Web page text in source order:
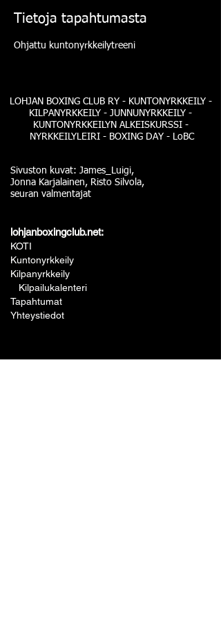
Tietoja tapahtumasta
Ohjattu kuntonyrkkeilytreeni
LOHJAN BOXING CLUB RY - KUNTONYRKKEILY -
KILPANYRKKEILY - JUNNUNYRKKEILY -
KUNTONYRKKEILYN ALKEISKURSSI -
NYRKKEILYLEIRI - BOXING DAY - LoBC
Sivuston kuvat: James_Luigi,
Jonna Karjalainen, Risto Silvola,
seuran valmentajat
lohjanboxingclub.net:
KOTI
Kuntonyrkkeily
Kilpanyrkkeily
Kilpailukalenteri
Tapahtumat
Yhteystiedot